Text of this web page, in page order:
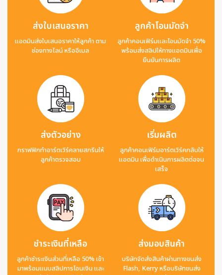
ส่งใบเสนอราคา
แอดมินส่งใบเสนอราคาให้ลูกค้า ตาม
ช่องทางไลน์ หรืออีเมล
ลูกค้าโอนมัดจำ
ลูกค้าคอนเฟิร์มและโอนมัดจำ 50%
พร้อมส่งสลิปให้ทางแอดมินเพื่อ
ยืนยันการผลิต
ส่งตัวอย่าง
กราฟฟิกทำอาร์ตเวิร์คลายสกรีนให้
ลูกค้าตรวจสอบ
เริ่มผลิต
ลูกค้าคอนเฟิร์มอาร์ตเวิร์คกลับให้
แอดมิน เพื่อดำเนินการผลิตต่อจน
เสร็จ
ชำระเงินที่เหลือ
ลูกค้าชำระเงินส่วนที่เหลือ 50% เข้า
มาพร้อมแนบสลิปการโอนเงิน และ
ส่งมอบสินค้า
บริษัทจัดส่งสินค้าผ่านทางขนส่ง
Flash, Kerry หรือบริษัทขนส่ง